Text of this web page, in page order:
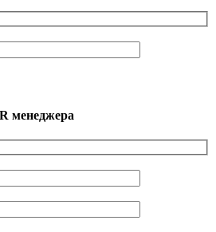
менеджера